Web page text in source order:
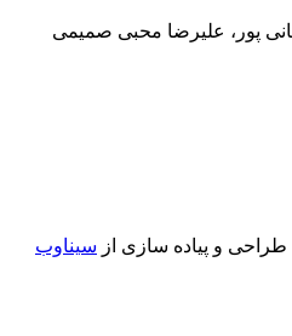
پور، علیرضا محبی صمیمی
طراحی و پیاده سازی از سیناوب